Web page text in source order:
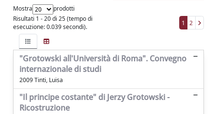
Mostra
prodotti
Risultati 1 - 20 di 25 (tempo di
esecuzione: 0.039 secondi).
1 2
"Grotowski all'Università di Roma". Convegno
internazionale di studi
2009 Tinti, Luisa
"Il principe costante" di Jerzy Grotowski -
Ricostruzione